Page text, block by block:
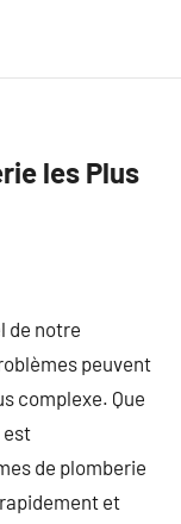
les Plus
de notre
peuvent
complexe. Que
est
de plomberie
et